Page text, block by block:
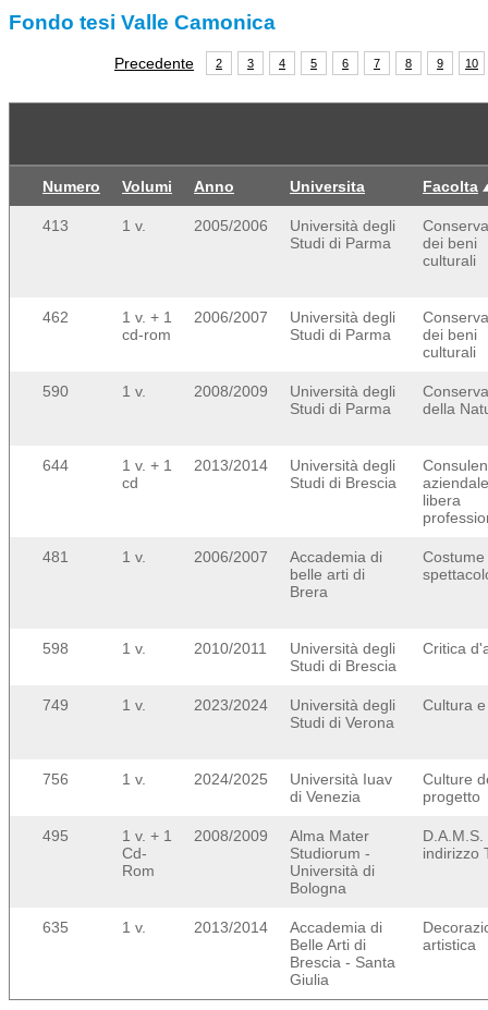
Fondo tesi Valle Camonica
Precedente 2 3 4 5 6 7 8 9 10
Numero Volumi Anno Universita Facolta
413 1 v. 2005/2006
Università degli
Studi di Parma
dei beni
culturali
462
1 v. + 1
cd-rom
2006/2007
Università degli
Studi di Parma
dei beni
culturali
590 1 v. 2008/2009
Università degli
Studi di Parma
della
644
1 v. + 1
cd
2013/2014
Università degli
Studi di Brescia
libera
481 1 v. 2006/2007
Accademia di
belle arti di
Brera
598 1 v. 2010/2011
Università degli
Studi di Brescia
Critica
749 1 v. 2023/2024
Università degli
Studi di Verona
Cultura
756 1 v. 2024/2025
Università Iuav
di Venezia
Culture
progetto
495
1 v. + 1
Cd-
Rom
2008/2009
Alma Mater
Studiorum -
Università di
Bologna
D.A.M.S.
indirizzo
635 1 v. 2013/2014
Accademia di
Belle Arti di
Brescia - Santa
Giulia
artistica